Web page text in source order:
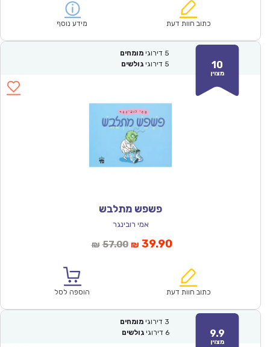
₪61.00.
הוא:
כתוב חוות דעת מידע נוסף
10
מצוין
5 דירוגי מומחים
5 דירוגי גולשים
פשפש מתלבש
אמי רובינגר
₪ 57.00המחיר
₪57.00.
₪ 39.90המחיר
הוא:
כתוב חוות דעת הוספה לסל
9.9
מצוין
3 דירוגי מומחים
6 דירוגי גולשים